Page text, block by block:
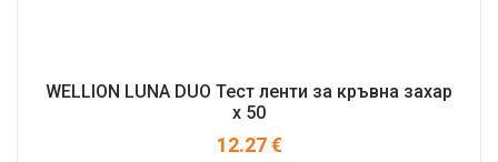
WELLION LUNA DUO Тест ленти за кръвна захар
x 50
12.27€